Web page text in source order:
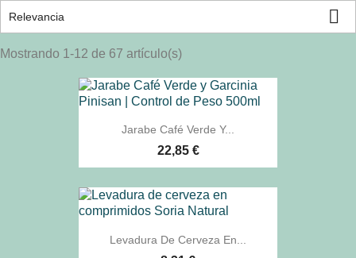
Relevancia 
Mostrando 1-12 de 67 artículo(s)
Jarabe Café Verde Y...
22,85 €
Levadura De Cerveza En...